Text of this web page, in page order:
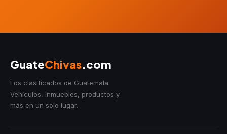
GuateChivas.com
Los clasificados de Guatemala.
Vehículos, inmuebles, productos y
más en un solo lugar.